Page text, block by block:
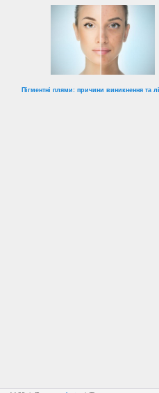
Пігментні плями: причини виникнення та